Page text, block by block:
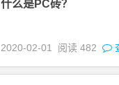
什么是PC砖？
2020-02-01 阅读482